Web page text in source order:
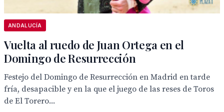
ANDALUCÍA
Vuelta al ruedo de Juan Ortega en el
Domingo de Resurrección
Festejo del Domingo de Resurrección en Madrid en tarde
fría, desapacible y en la que el juego de las reses de Toros
de El Torero...